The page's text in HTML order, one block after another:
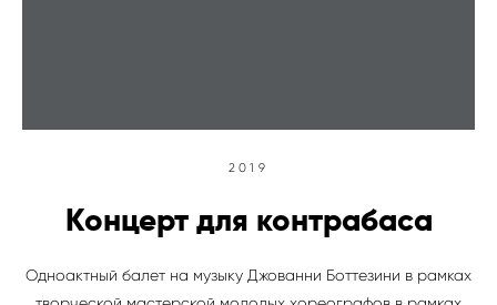
2019
Концерт для контрабаса
Одноактный балет на музыку Джованни Боттезини в рамках